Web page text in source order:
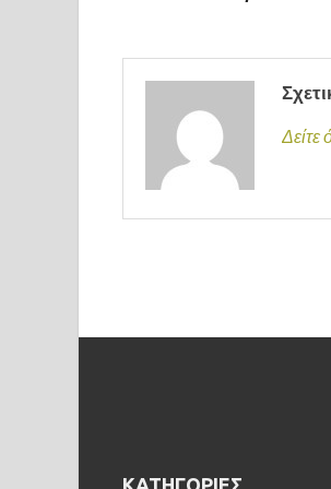
Δείτε
KΑΤΗΓΟΡΊΕΣ